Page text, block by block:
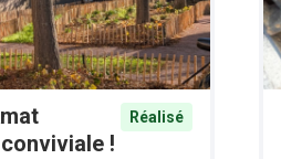
!
Réalisé